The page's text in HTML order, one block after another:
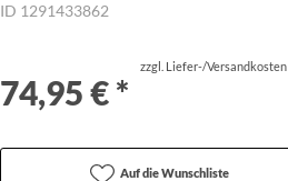
ID 1291433862
74,95 € *
zzgl. Liefer-/Versandkosten
Auf die Wunschliste